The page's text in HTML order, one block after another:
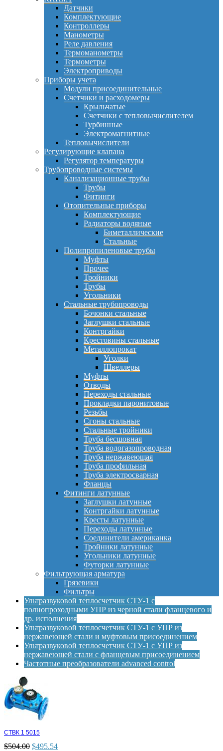
Датчики
Комплектующие
Контроллеры
Манометры
Реле давления
Термоманометры
Термометры
Электроприводы
Приборы учета
Модули присоединительные
Счетчики и расходомеры
Крыльчатые
Счетчики с тепловычислителем
Турбинные
Электромагнитные
Тепловычислители
Регулирующие клапана
Регулятор температуры
Трубопроводные системы
Канализационные трубы
Трубы
Фитинги
Отопительные приборы
Комплектующие
Радиаторы водяные
Биметаллические
Стальные
Полипропиленовые трубы
Муфты
Прочее
Тройники
Трубы
Угольники
Стальные трубопроводы
Бочонки стальные
Заглушки стальные
Контргайки
Крестовины стальные
Металлопрокат
Уголки
Швеллеры
Муфты
Отводы
Переходы стальные
Прокладки паронитовые
Резьбы
Сгоны стальные
Стальные тройники
Труба бесшовная
Труба водогазопроводная
Труба нержавеющая
Труба профильная
Труба электросварная
Фланцы
Фитинги латунные
Заглушки латунные
Контргайки латунные
Кресты латунные
Переходы латунные
Соединители американка
Тройники латунные
Угольники латунные
Футорки латунные
Фильтрующая арматура
Грязевики
Фильтры
Ультразвуковой теплосчетчик СТУ-1 с
полнопроходными УПР из черной стали фланцевого и
др. исполнения
Ультразвуковой теплосчетчик СТУ-1 с УПР из
нержавеющей стали и муфтовым присоединением
Ультразвуковой теплосчетчик СТУ-1 с УПР из
нержавеющей стали с фланцевым присоединением
Частотные преобразователи advanced control
СТВК 1 5015
$504.00 $495.54